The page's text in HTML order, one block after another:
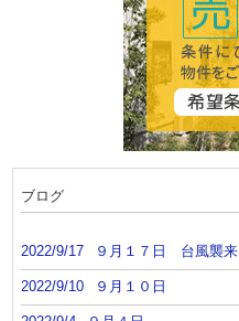
ブログ
2022/9/17 ９月１７日 台風襲来
2022/9/10 ９月１０日